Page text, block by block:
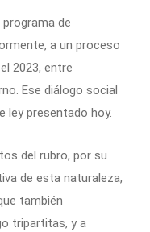
de
a un proceso
2023, entre
Ese diálogo social
ley presentado hoy.
del rubro, por su
de esta naturaleza,
también
tripartitas, y a